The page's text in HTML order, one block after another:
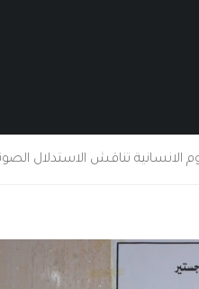
الانسانية تناقش الاستدلال